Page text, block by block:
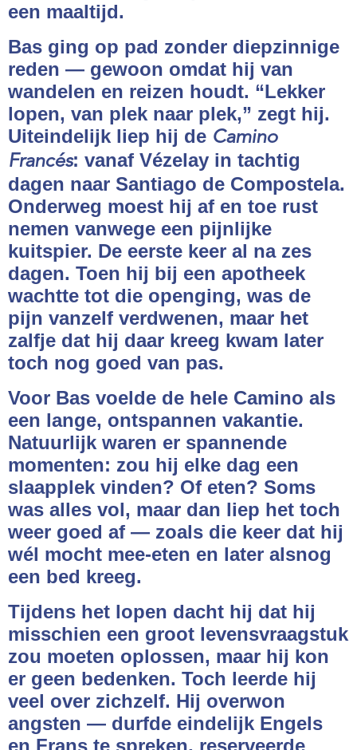
een maaltijd.
Bas ging op pad zonder diepzinnige
reden — gewoon omdat hij van
wandelen en reizen houdt. “Lekker
lopen, van plek naar plek,” zegt hij.
Uiteindelijk liep hij de Camino
Francés: vanaf Vézelay in tachtig
dagen naar Santiago de Compostela.
Onderweg moest hij af en toe rust
nemen vanwege een pijnlijke
kuitspier. De eerste keer al na zes
dagen. Toen hij bij een apotheek
wachtte tot die openging, was de
pijn vanzelf verdwenen, maar het
zalfje dat hij daar kreeg kwam later
toch nog goed van pas.
Voor Bas voelde de hele Camino als
een lange, ontspannen vakantie.
Natuurlijk waren er spannende
momenten: zou hij elke dag een
slaapplek vinden? Of eten? Soms
was alles vol, maar dan liep het toch
weer goed af — zoals die keer dat hij
wél mocht mee-eten en later alsnog
een bed kreeg.
Tijdens het lopen dacht hij dat hij
misschien een groot levensvraagstuk
zou moeten oplossen, maar hij kon
er geen bedenken. Toch leerde hij
veel over zichzelf. Hij overwon
angsten — durfde eindelijk Engels
en Frans te spreken, reserveerde